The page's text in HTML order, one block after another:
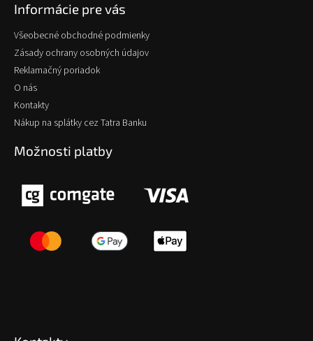
Informácie pre vás
Všeobecné obchodné podmienky
Zásady ochrany osobných údajov
Reklamačný poriadok
O nás
Kontakty
Nákup na splátky cez Tatra Banku
Možnosti platby